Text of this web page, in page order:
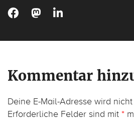
Kommentar
Deine E-Mail-Adresse wird
Erforderliche Felder sind mit *